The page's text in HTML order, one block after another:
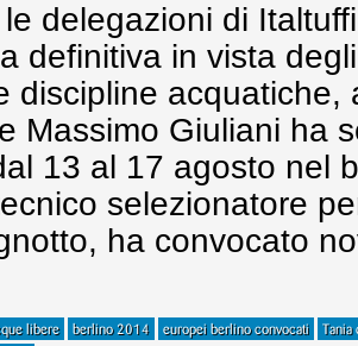
delegazioni di
definitiva in vista
discipline acquatiche,
Massimo Giuliani ha
13 al 17 agosto nel
selezionatore
ha convocato
libere berlino 2014 europei berlino convocati
Tania